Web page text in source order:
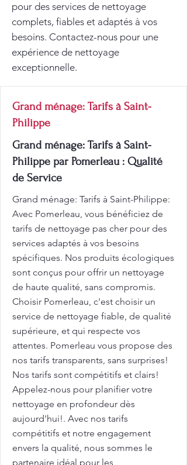
pour des services de nettoyage
complets, fiables et adaptés à vos
besoins. Contactez-nous pour une
expérience de nettoyage
exceptionnelle.
Grand ménage: Tarifs à Saint-
Philippe
Grand ménage: Tarifs à Saint-
Philippe par Pomerleau : Qualité
de Service
Grand ménage: Tarifs à Saint-Philippe:
Avec Pomerleau, vous bénéficiez de
tarifs de nettoyage pas cher pour des
services adaptés à vos besoins
spécifiques. Nos produits écologiques
sont conçus pour offrir un nettoyage
de haute qualité, sans compromis.
Choisir Pomerleau, c'est choisir un
service de nettoyage fiable, de qualité
supérieure, et qui respecte vos
attentes. Pomerleau vous propose des
nos tarifs transparents, sans surprises!
Nos tarifs sont compétitifs et clairs!
Appelez-nous pour planifier votre
nettoyage en profondeur dès
aujourd'hui!. Avec nos tarifs
compétitifs et notre engagement
envers la qualité, nous sommes le
partenaire idéal pour les